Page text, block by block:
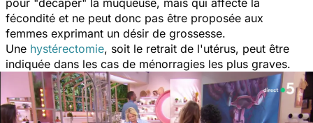
fécondité et ne peut donc pas être proposée aux
femmes exprimant un désir de grossesse.
Une hystérectomie, soit le retrait de l'utérus, peut être
indiquée dans les cas de ménorragies les plus graves.